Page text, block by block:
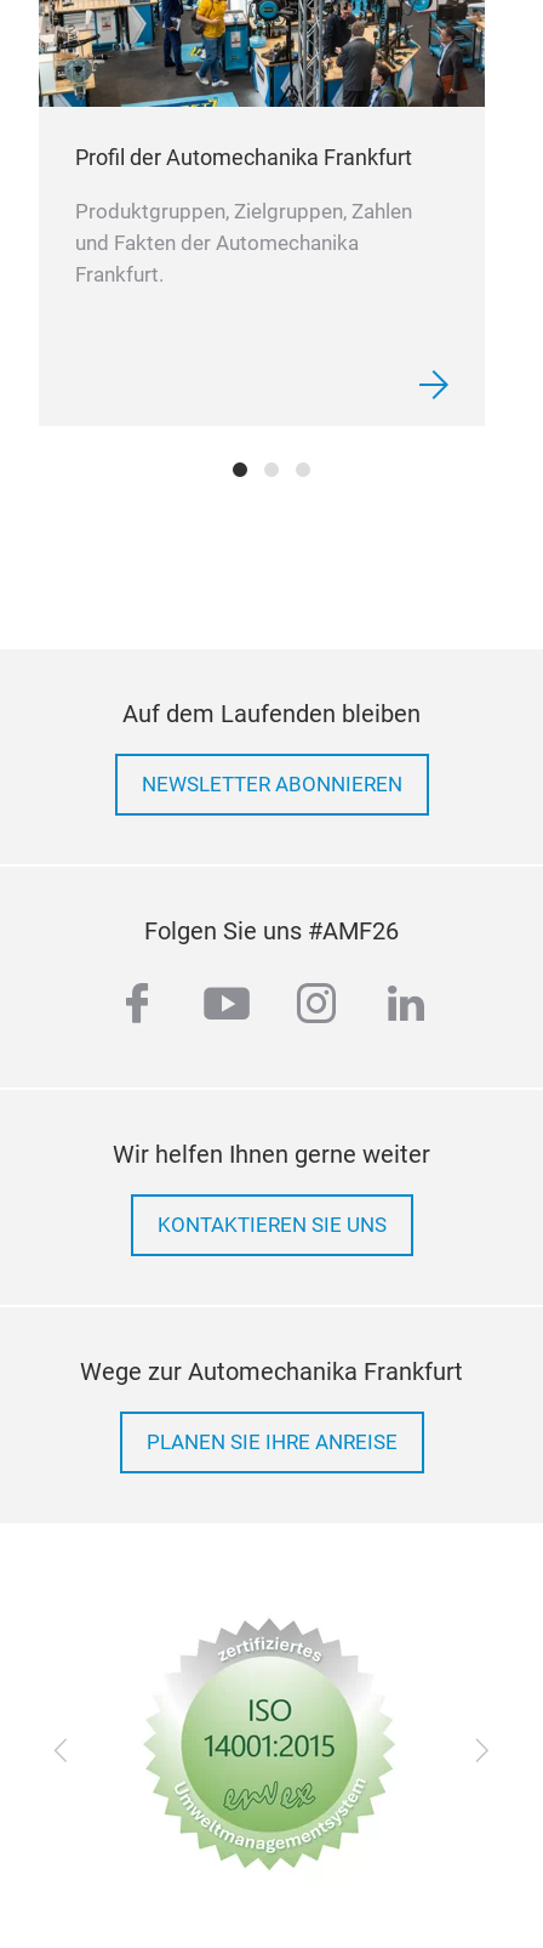
Profil der Automechanika Frankfurt
Produktgruppen, Zielgruppen, Zahlen
und Fakten der Automechanika
Frankfurt.
Auf dem Laufenden bleiben
NEWSLETTER ABONNIEREN
Folgen Sie uns #AMF26
facebook
youtubeinstagram
linkedin
Wir helfen Ihnen gerne weiter
KONTAKTIEREN SIE UNS
Wege zur Automechanika Frankfurt
PLANEN SIE IHRE ANREISE
Zurück Vor